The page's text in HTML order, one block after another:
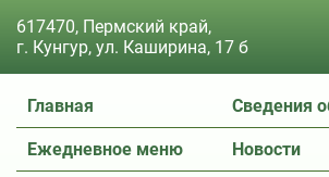
617470, Пермский край,
г. Кунгур, ул. Каширина, 17 б
Главная Сведения
Ежедневное меню Новости